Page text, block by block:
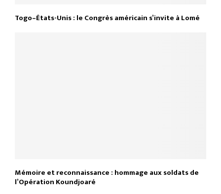
Togo–États-Unis : le Congrès américain s’invite à Lomé
Mémoire et reconnaissance : hommage aux soldats de
l’Opération Koundjoaré